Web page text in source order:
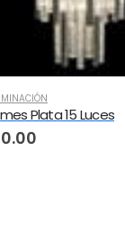
Plata 15 Luces